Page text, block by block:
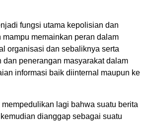
fungsi utama kepolisian dan
memainkan peran dalam
organisasi dan sebaliknya serta
penerangan masyarakat dalam
informasi baik diinternal maupun ke
lagi bahwa suatu berita
dianggap sebagai suatu